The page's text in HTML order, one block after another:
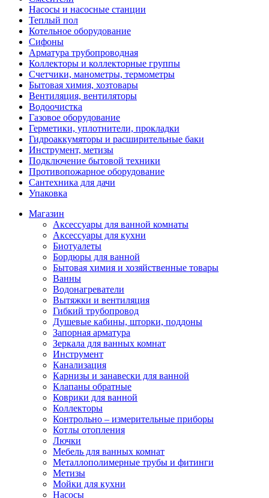
Насосы и насосные станции
Теплый пол
Котельное оборудование
Сифоны
Арматура трубопроводная
Коллекторы и коллекторные группы
Счетчики, манометры, термометры
Бытовая химия, хозтовары
Вентиляция, вентиляторы
Водоочистка
Газовое оборудование
Герметики, уплотнители, прокладки
Гидроаккумяторы и расширительные баки
Инструмент, метизы
Подключение бытовой техники
Противопожарное оборудование
Сантехника для дачи
Упаковка
Магазин
Аксессуары для ванной комнаты
Аксессуары для кухни
Биотуалеты
Бордюры для ванной
Бытовая химия и хозяйственные товары
Ванны
Водонагреватели
Вытяжки и вентиляция
Гибкий трубопровод
Душевые кабины, шторки, поддоны
Запорная арматура
Зеркала для ванных комнат
Инструмент
Канализация
Карнизы и занавески для ванной
Клапаны обратные
Коврики для ванной
Коллекторы
Контрольно – измерительные приборы
Котлы отопления
Лючки
Мебель для ванных комнат
Металлополимерные трубы и фитинги
Метизы
Мойки для кухни
Насосы